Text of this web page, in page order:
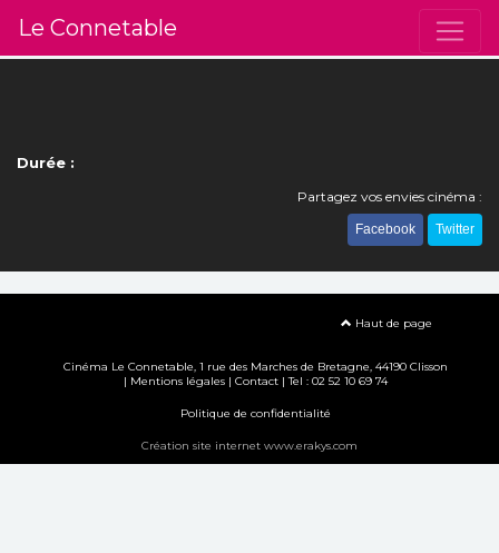
Le Connetable
Durée :
Partagez vos envies cinéma :
Facebook Twitter
Haut de page
Cinéma Le Connetable, 1 rue des Marches de Bretagne, 44190 Clisson
| Mentions légales| Contact| Tel : 02 52 10 69 74
Politique de confidentialité
Création site internet www.erakys.com